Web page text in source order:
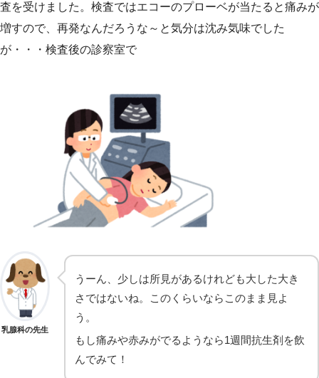
査を受けました。検査ではエコーのプローベが当たると痛みが
増すので、再発なんだろうな～と気分は沈み気味でした
が・・・検査後の診察室で
乳腺科の先生
うーん、少しは所見があるけれども大した大き
さではないね。このくらいならこのまま見よ
う。
もし痛みや赤みがでるようなら1週間抗生剤を飲
んでみて！